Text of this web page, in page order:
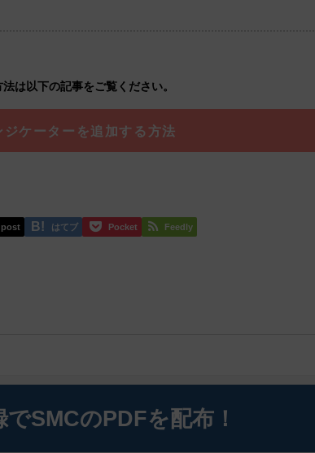
は以下の記事をご覧ください。
ジケーターを追加する方法
post はてブ Pocket Feedly
でSMCのPDFを配布！